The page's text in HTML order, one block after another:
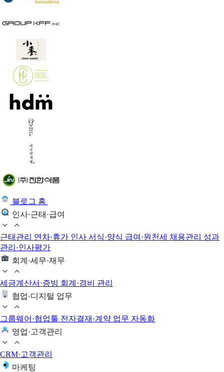
블로그 홈
인사·근태·급여
근태관리 연차·휴가 인사 서식·양식 급여·원천세 채용관리 성과
관리·인사평가
회계·세무·재무
세금계산서·증빙 회계·경비 관리
협업·디지털 업무
그룹웨어·협업툴 전자결재·계약 업무 자동화
영업·고객관리
CRM·고객관리
마케팅